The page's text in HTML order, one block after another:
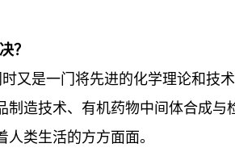
？
又是一门将先进的化学理论和技
造技术、有机药物中间体合成与
类生活的方方面面。